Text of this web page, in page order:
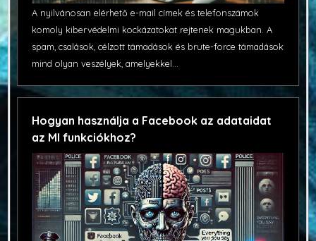
A nyilvánosan elérhető e-mail címek és telefonszámok
komoly kibervédelmi kockázatokat rejtenek magukban. A
spam, csalások, célzott támadások és brute-force támadások
mind olyan veszélyek, amelyekkel...
Hogyan használja a Facebook az adataidat
az MI funkciókhoz?